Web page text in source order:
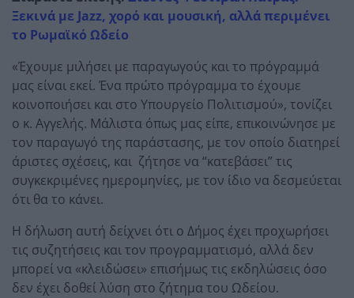
Ξεκινά με Jazz, χορό και μουσική, αλλά περιμένει
το Ρωμαϊκό Ωδείο
«Έχουμε μιλήσει με παραγωγούς και το πρόγραμμά
μας είναι εκεί. Ένα πρώτο πρόγραμμα το έχουμε
κοινοποιήσει και στο Υπουργείο Πολιτισμού», τονίζει
ο κ. Αγγελής. Μάλιστα όπως μας είπε, επικοινώνησε με
τον παραγωγό της παράστασης, με τον οποίο διατηρεί
άριστες σχέσεις, και ζήτησε να “κατεβάσει” τις
συγκεκριμένες ημερομηνίες, με τον ίδιο να δεσμεύεται
ότι θα το κάνει.
Η δήλωση αυτή δείχνει ότι ο Δήμος έχει προχωρήσει
τις συζητήσεις και τον προγραμματισμό, αλλά δεν
μπορεί να «κλειδώσει» επισήμως τις εκδηλώσεις όσο
δεν έχει δοθεί λύση στο ζήτημα του Ωδείου.